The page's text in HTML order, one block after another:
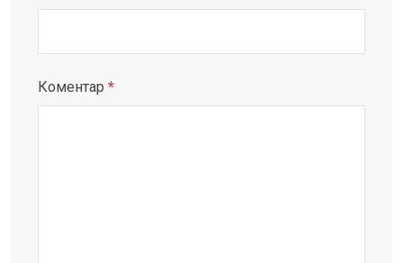
Коментар *